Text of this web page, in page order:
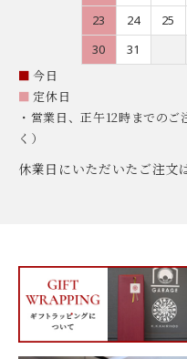
23
24 25
30
31
■ 今日
■ 定休日
・営業日、正午12時までの
く）
休業日にいただいたご注文